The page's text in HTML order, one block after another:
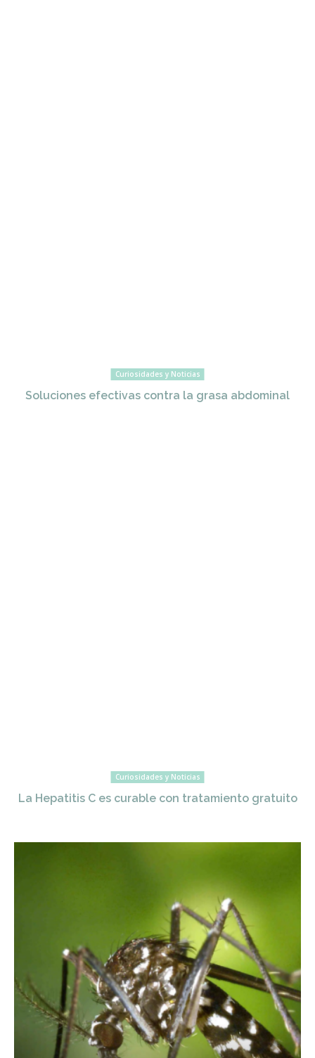
Curiosidades y Noticias
Soluciones efectivas contra la grasa abdominal
Curiosidades y Noticias
La Hepatitis C es curable con tratamiento gratuito